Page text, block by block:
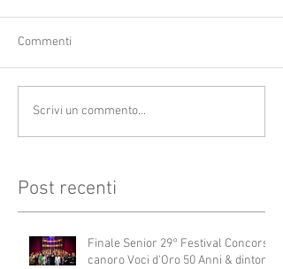
Commenti
Scrivi un commento...
Post recenti
Finale Senior 29° Festival Concorso
canoro Voci d'Oro 50 Anni & dintorni